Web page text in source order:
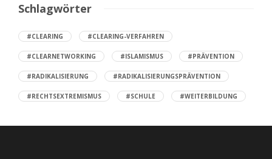
Schlagwörter
#CLEARING #CLEARING-VERFAHREN
#CLEARNETWORKING #ISLAMISMUS #PRÄVENTION
#RADIKALISIERUNG #RADIKALISIERUNGSPRÄVENTION
#RECHTSEXTREMISMUS #SCHULE #WEITERBILDUNG